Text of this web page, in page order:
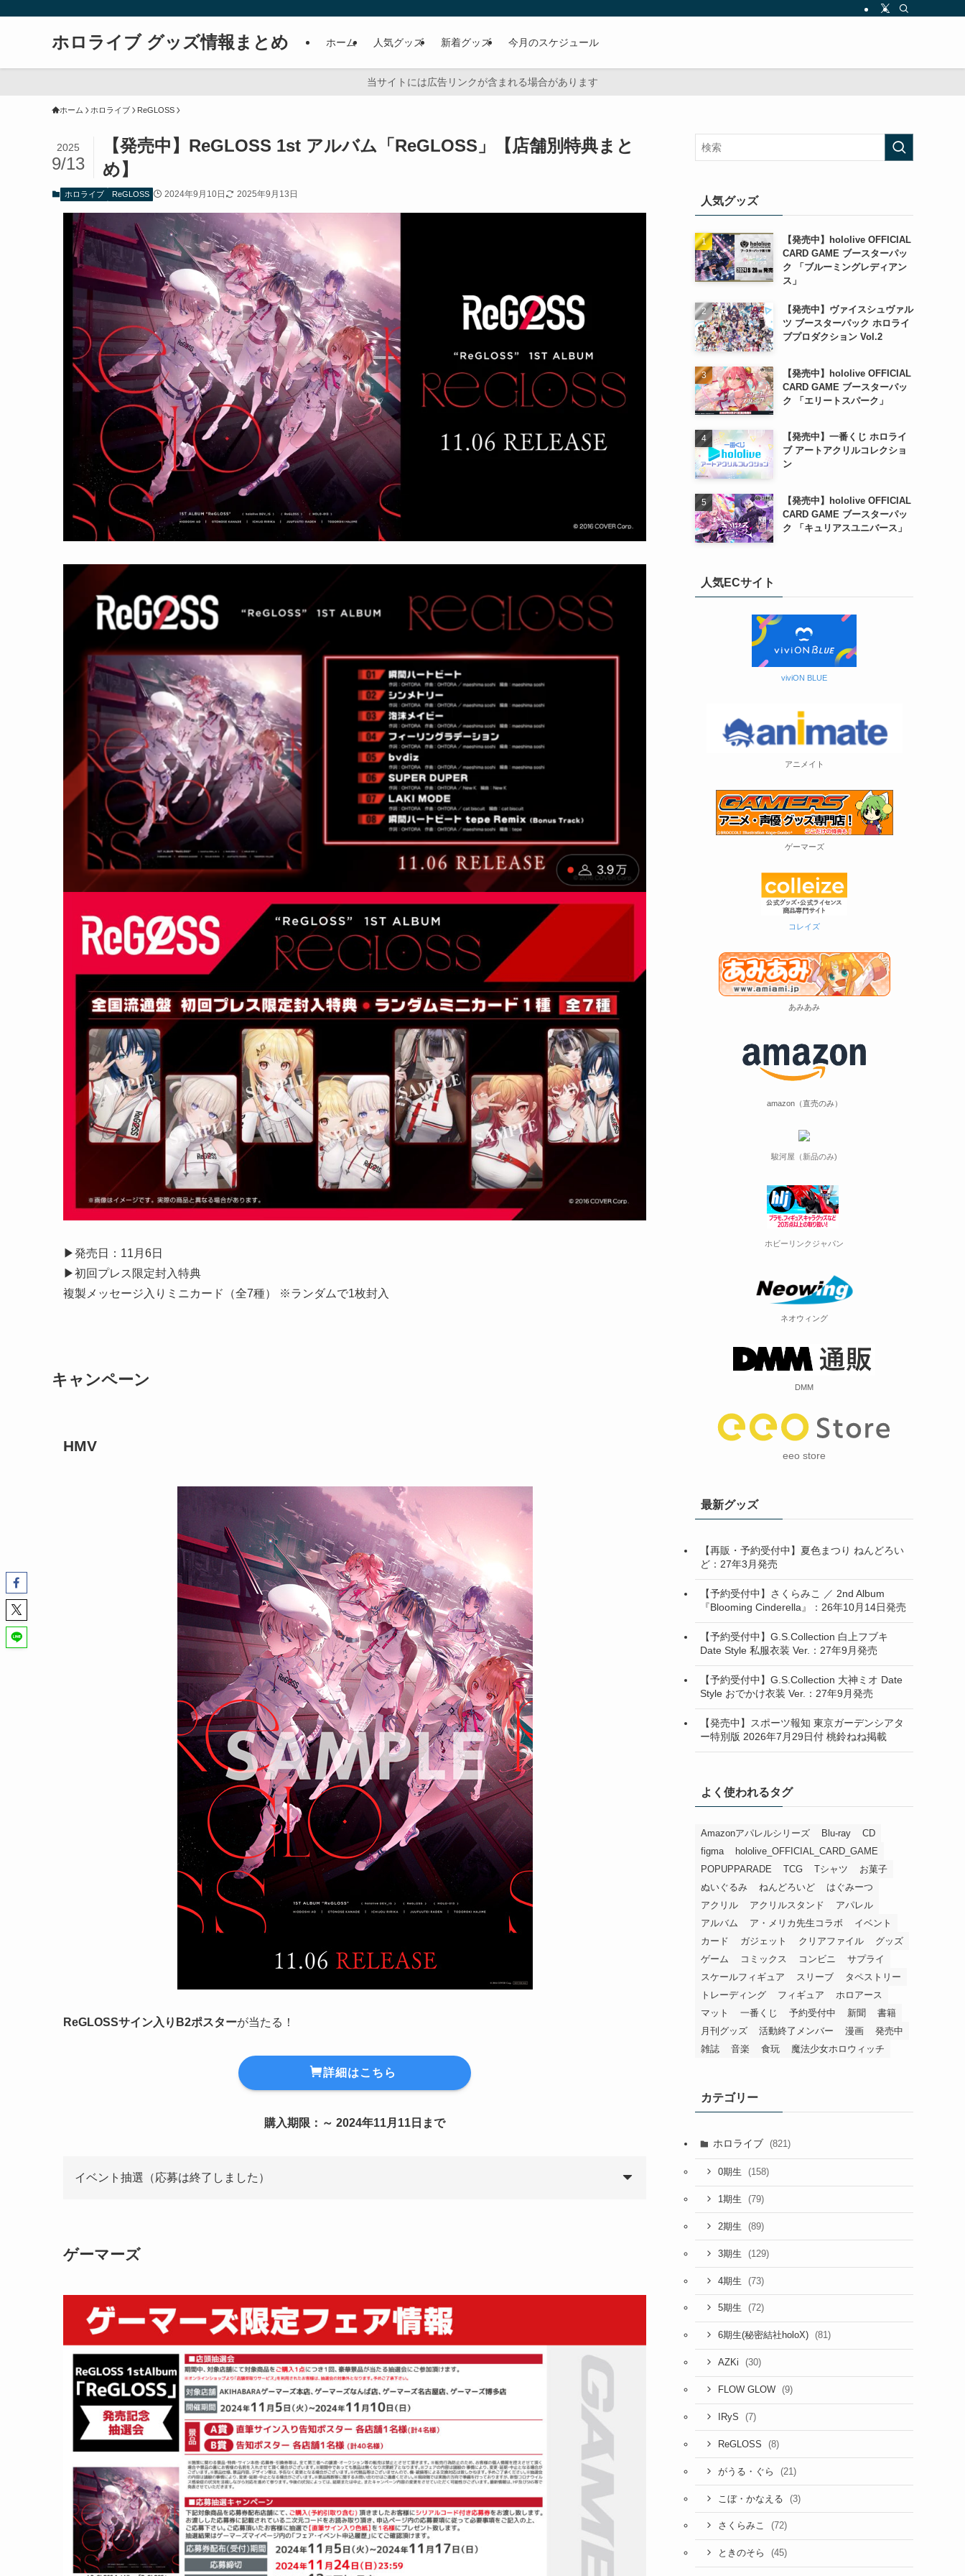
ホロライブ グッズ情報まとめ ホーム 人気グッズ 新着グッズ 今月のスケジュール
当サイトには広告リンクが含まれる場合があります
ホーム ホロライブ ReGLOSS
【発売中】ReGLOSS 1st アルバム「ReGLOSS」【店舗別特典まと
め】
2025
9/13
ホロライブ ReGLOSS 2024年9月10日 2025年9月13日
▶︎発売日：11月6日
▶︎初回プレス限定封入特典
複製メッセージ入りミニカード（全7種） ※ランダムで1枚封入
キャンペーン
HMV
ReGLOSSサイン入りB2ポスターが当たる！
詳細はこちら
購入期限：～ 2024年11月11日まで
イベント抽選（応募は終了しました）
ゲーマーズ
人気グッズ
【発売中】hololive OFFICIAL
CARD GAME ブースターパッ
ク 「ブルーミングレディアン
ス」
【発売中】ヴァイスシュヴァル
ツ ブースターパック ホロライ
ブプロダクション Vol.2
【発売中】hololive OFFICIAL
CARD GAME ブースターパッ
ク 「エリートスパーク」
【発売中】一番くじ ホロライ
ブ アートアクリルコレクショ
ン
【発売中】hololive OFFICIAL
CARD GAME ブースターパッ
ク 「キュリアスユニバース」
人気ECサイト
viviON BLUE
アニメイト
ゲーマーズ
コレイズ
あみあみ
amazon（直売のみ）
駿河屋（新品のみ)
ホビーリンクジャパン
ネオウィング
DMM
eeo store
最新グッズ
【再販・予約受付中】夏色まつり ねんどろい
ど：27年3月発売
【予約受付中】さくらみこ ／ 2nd Album
『Blooming Cinderella』：26年10月14日発売
【予約受付中】G.S.Collection 白上フブキ
Date Style 私服衣装 Ver.：27年9月発売
【予約受付中】G.S.Collection 大神ミオ Date
Style おでかけ衣装 Ver.：27年9月発売
【発売中】スポーツ報知 東京ガーデンシアタ
ー特別版 2026年7月29日付 桃鈴ねね掲載
よく使われるタグ
Amazonアパレルシリーズ Blu-ray
CD
figma
hololive_OFFICIAL_CARD_GAME
POPUPPARADE
TCG Tシャツ
お菓子
ぬいぐるみ
ねんどろいど
はぐみーつ
アクリル
アクリルスタンド
アパレル
アルバム
ア・メリカ先生コラボ
イベント
カード
ガジェット クリアファイル
グッズ
ゲーム
コミックス コンビニ
サプライ
スケールフィギュア
スリーブ
タペストリー
トレーディング
フィギュア
ホロアース
マット
一番くじ 予約受付中 新聞
書籍
月刊グッズ
活動終了メンバー 漫画
発売中
雑誌
音楽 食玩 魔法少女ホロウィッチ
カテゴリー
ホロライブ (821)
0期生 (158)
1期生 (79)
2期生 (89)
3期生 (129)
4期生 (73)
5期生 (72)
6期生(秘密結社holoX) (81)
AZKi (30)
FLOW GLOW (9)
IRyS (7)
ReGLOSS (8)
がうる・ぐら (21)
こぼ・かなえる (3)
さくらみこ (72)
ときのそら (45)